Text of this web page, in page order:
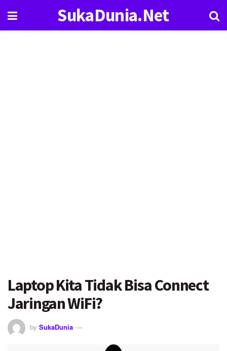
SukaDunia.Net
Laptop Kita Tidak Bisa Connect
Jaringan WiFi?
by SukaDunia